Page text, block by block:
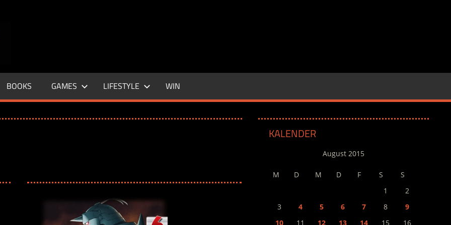
–
LIFE
MAGAZINE
BOOKS GAMES LIFESTYLE WIN
KALENDER
August 2015
M D M D F S
S
1
2
3
4 5 6 7 8
9
10
11 12 13 14 15
16